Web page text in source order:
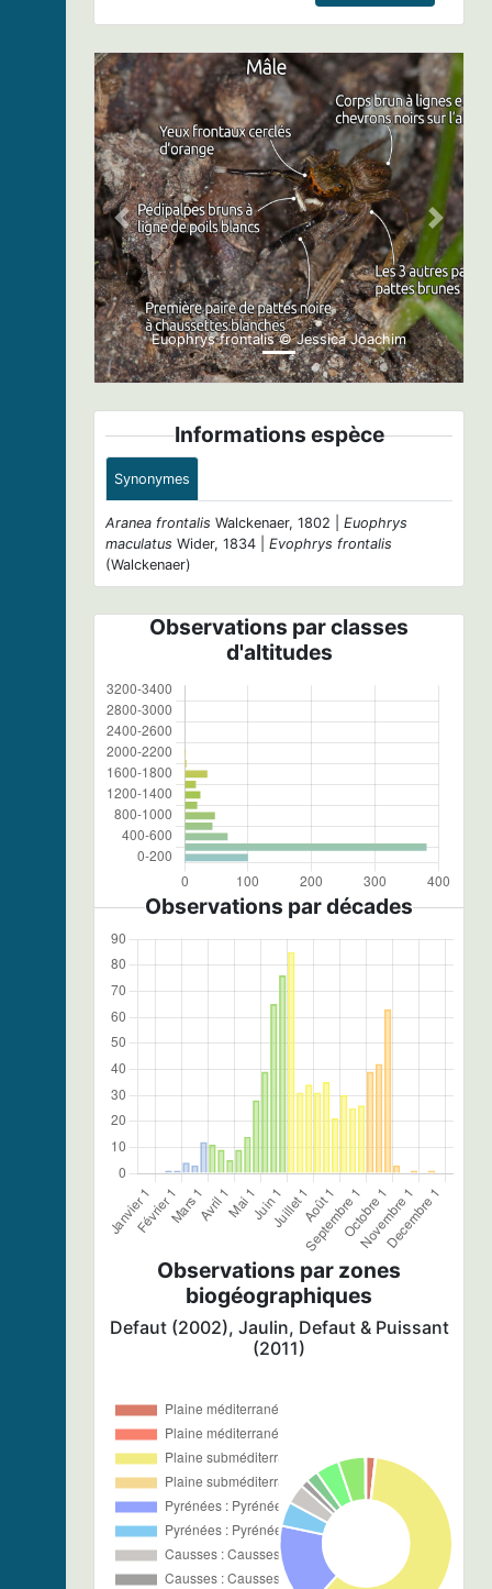
Euophrys frontalis © Jessica Joachim
Previous Next
Informations espèce
Synonymes
Aranea frontalis Walckenaer, 1802 | Euophrys
maculatus Wider, 1834 | Evophrys frontalis
(Walckenaer)
Observations par classes
d'altitudes
Observations par décades
Observations par zones
biogéographiques
Defaut (2002), Jaulin, Defaut & Puissant
(2011)